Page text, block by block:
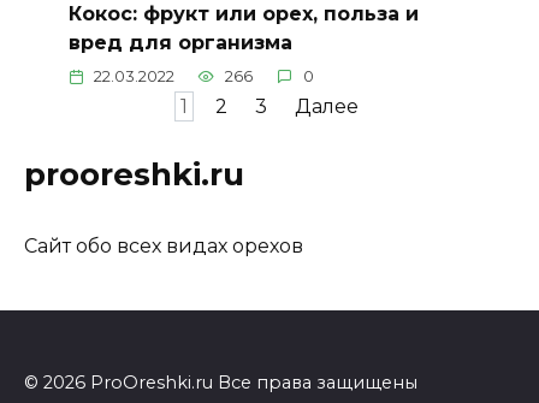
Кокос: фрукт или орех, польза и
вред для организма
22.03.2022 266 0
1 2 3 Далее
prooreshki.ru
Сайт обо всех видах орехов
© 2026 ProOreshki.ru Все права защищены